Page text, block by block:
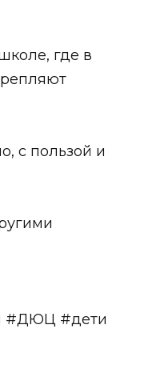
где в
с пользой и
#ДЮЦ #дети